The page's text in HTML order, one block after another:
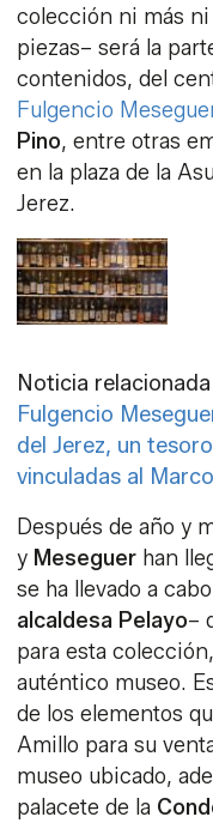
colección ni más
piezas– será la
contenidos, del
Fulgencio
Pino, entre otras
en la plaza de la
Jerez.
Noticia relacionada
Fulgencio
del Jerez, un
vinculadas al Marco
Después de año y
y Meseguer han
se ha llevado a
alcaldesa Pelayo–
para esta
auténtico museo.
de los elementos
Amillo para su
museo ubicado,
palacete de la